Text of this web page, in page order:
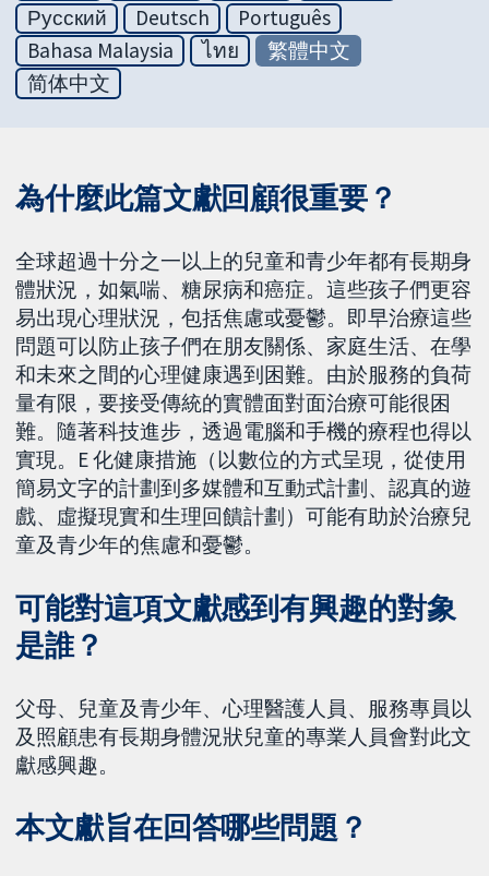
Русский
Deutsch
Português
Bahasa Malaysia
ไทย
繁體中文
简体中文
為什麼此篇文獻回顧很重要？
全球超過十分之一以上的兒童和青少年都有長期身
體狀況，如氣喘、糖尿病和癌症。這些孩子們更容
易出現心理狀況，包括焦慮或憂鬱。即早治療這些
問題可以防止孩子們在朋友關係、家庭生活、在學
和未來之間的心理健康遇到困難。由於服務的負荷
量有限，要接受傳統的實體面對面治療可能很困
難。隨著科技進步，透過電腦和手機的療程也得以
實現。E 化健康措施（以數位的方式呈現，從使用
簡易文字的計劃到多媒體和互動式計劃、認真的遊
戲、虛擬現實和生理回饋計劃）可能有助於治療兒
童及青少年的焦慮和憂鬱。
可能對這項文獻感到有興趣的對象
是誰？
父母、兒童及青少年、心理醫護人員、服務專員以
及照顧患有長期身體況狀兒童的專業人員會對此文
獻感興趣。
本文獻旨在回答哪些問題？